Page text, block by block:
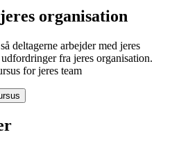
organisation
deltagerne arbejder med jeres
fra jeres organisation.
for jeres team